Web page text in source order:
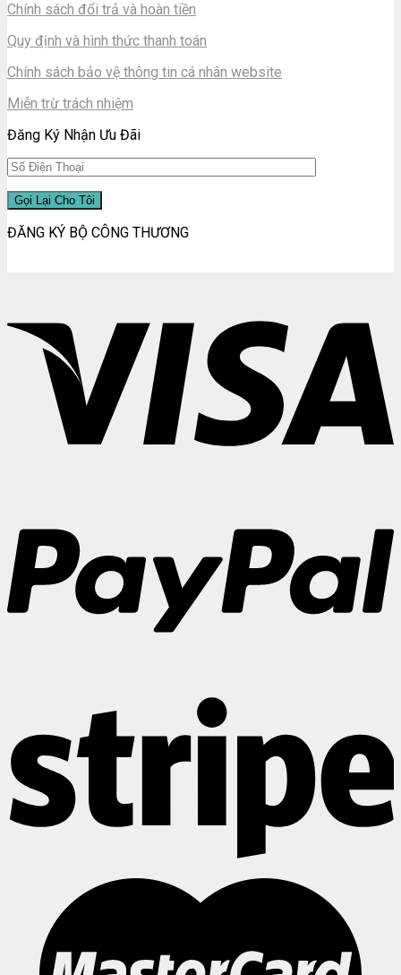
Chính sách đổi trả và hoàn tiền
Quy định và hình thức thanh toán
Chính sách bảo vệ thông tin cá nhân website
Miễn trừ trách nhiệm
Đăng Ký Nhận Ưu Đãi
ĐĂNG KÝ BỘ CÔNG THƯƠNG